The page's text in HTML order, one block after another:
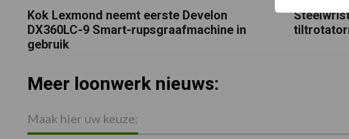
Kok Lexmond neemt eerste Develon
DX360LC-9 Smart-rupsgraafmachine in
gebruik
Meer loonwerk nieuws:
Maak hier uw keuze: